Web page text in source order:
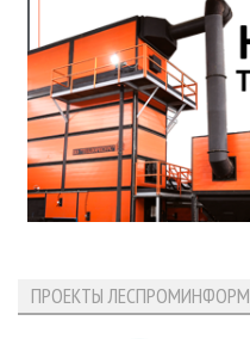
ПРОЕКТЫ ЛЕСПРОМИНФОРМ